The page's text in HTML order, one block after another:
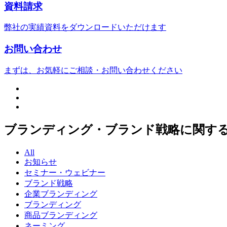
資料請求
弊社の実績資料をダウンロードいただけます
お問い合わせ
まずは、お気軽にご相談・お問い合わせください
ブランディング・ブランド戦略に関す
All
お知らせ
セミナー・ウェビナー
ブランド戦略
企業ブランディング
ブランディング
商品ブランディング